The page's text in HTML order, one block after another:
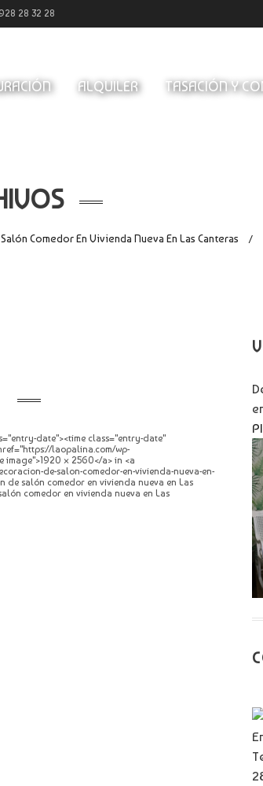
928 28 32 28
ALQUILER TASACIÓN Y
Comedor En Vivienda Nueva En Las Canteras /
date"><time class="entry-date"
laopalina.com/wp-
× 2560</a> in <a
de-salon-comedor-en-vivienda-nueva-en-
salón comedor en vivienda nueva en Las
comedor en vivienda nueva en Las